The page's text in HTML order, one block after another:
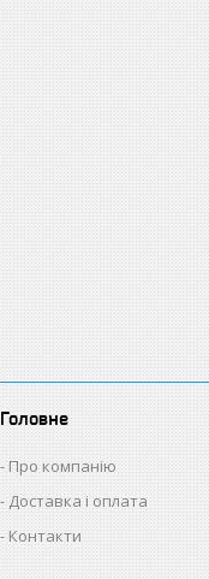
Головне
Про компанію
Доставка і оплата
Контакти